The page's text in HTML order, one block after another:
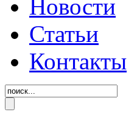
Новости
Статьи
Контакты